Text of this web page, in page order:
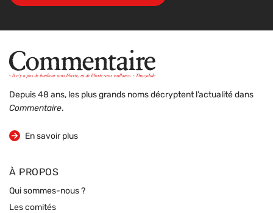
Depuis 48 ans, les plus grands noms décryptent l’actualité dans
Commentaire.
En savoir plus
sur la revue
À PROPOS
Qui sommes-nous ?
Les comités